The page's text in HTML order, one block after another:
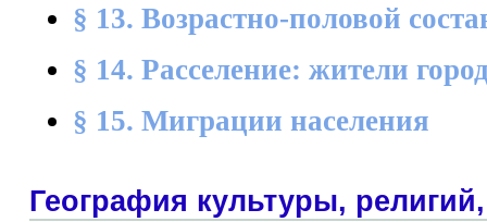
§ 13. Возрастно-половой
§ 14. Расселение: жители
§ 15. Миграции населения
География культуры,